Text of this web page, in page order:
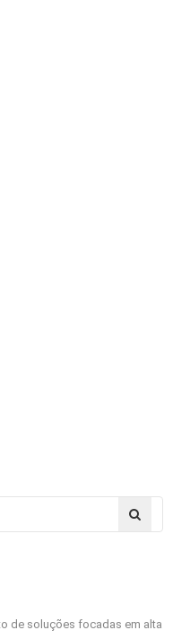
de soluções focadas em alta